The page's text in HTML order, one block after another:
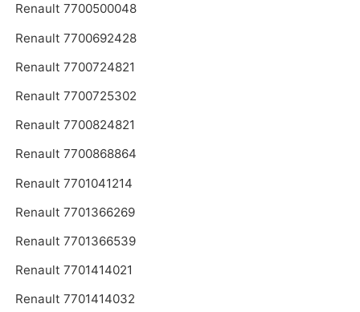
Renault 7700500048
Renault 7700692428
Renault 7700724821
Renault 7700725302
Renault 7700824821
Renault 7700868864
Renault 7701041214
Renault 7701366269
Renault 7701366539
Renault 7701414021
Renault 7701414032